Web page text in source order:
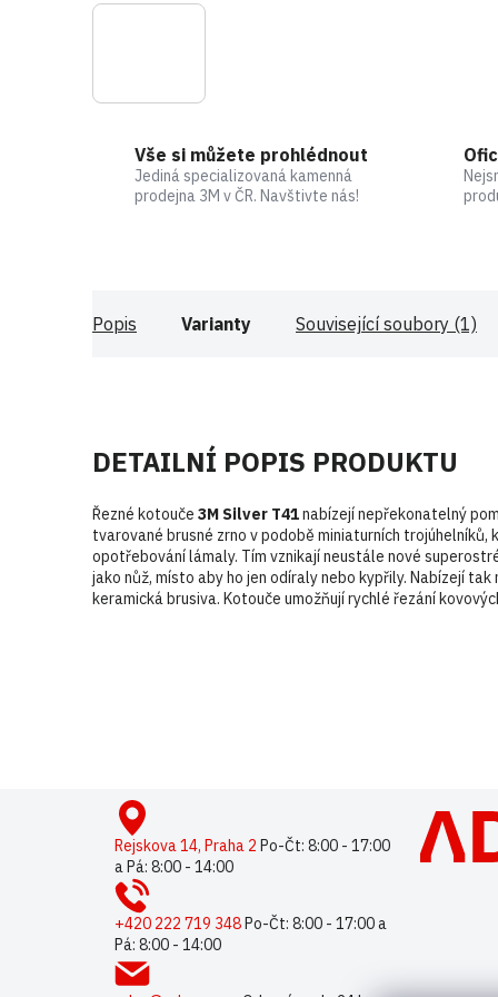
Vše si můžete prohlédnout
Jediná specializovaná kamenná
prodejna 3M v ČR. Navštivte nás!
Varianty
Popis Související soubory (1)
DETAILNÍ POPIS PRODUKTU
Řezné kotouče 3M Silver T41nabízejí nepřekonatelný
tvarované brusné zrno v podobě miniaturních trojúhelníků,
opotřebování lámaly. Tím vznikají neustále nové
jako nůž, místo aby ho jen odíraly nebo kypřily. Nabízejí
keramická brusiva. Kotouče umožňují rychlé řezání
Rejskova 14, Praha 2 Po-Čt: 8:00 - 17:00
a Pá: 8:00 - 14:00
+420 222 719 348 Po-Čt: 8:00 - 17:00 a
Pá: 8:00 - 14:00